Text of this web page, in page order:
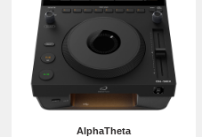
AlphaTheta